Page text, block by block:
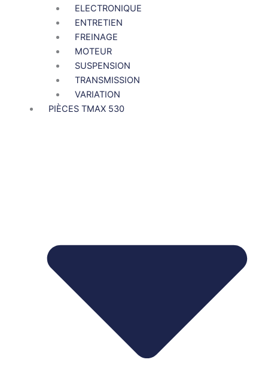
ELECTRONIQUE
ENTRETIEN
FREINAGE
MOTEUR
SUSPENSION
TRANSMISSION
VARIATION
PIÈCES TMAX 530